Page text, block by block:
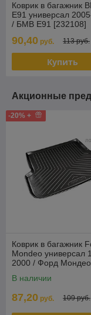
Коврик в багажник
E91 универсал
/ БМВ Е91 [232108]
90,40 руб. 113 руб.
Купить
Акционные
-20% +
Коврик в багажник
Mondeo универсал
2000 / Форд Мондео
В наличии
87,20 руб. 109 руб.